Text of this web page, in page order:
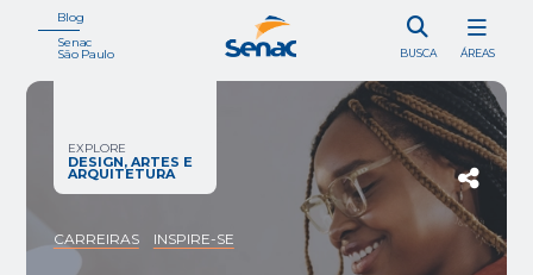
Blog
Senac
São Paulo BUSCA ÁREAS
EXPLORE
DESIGN, ARTES E
ARQUITETURA
CARREIRAS INSPIRE-SE